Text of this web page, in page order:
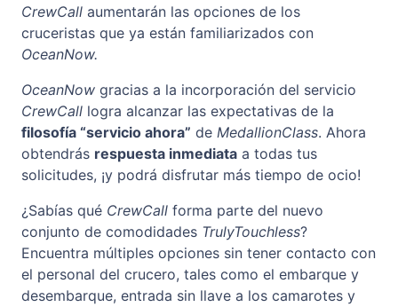
CrewCall aumentarán las opciones de los
cruceristas que ya están familiarizados con
OceanNow.
OceanNow gracias a la incorporación del servicio
CrewCall logra alcanzar las expectativas de la
filosofía “servicio ahora” de MedallionClass. Ahora
obtendrás respuesta inmediata a todas tus
solicitudes, ¡y podrá disfrutar más tiempo de ocio!
¿Sabías qué CrewCall forma parte del nuevo
conjunto de comodidades TrulyTouchless?
Encuentra múltiples opciones sin tener contacto con
el personal del crucero, tales como el embarque y
desembarque, entrada sin llave a los camarotes y